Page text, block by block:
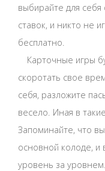
выбирайте для
ставок, и никто не
бесплатно.
Карточные игры
скоротать свое
себя, разложите
весело. Иная в
Запоминайте, что
основной колоде, и
уровень за